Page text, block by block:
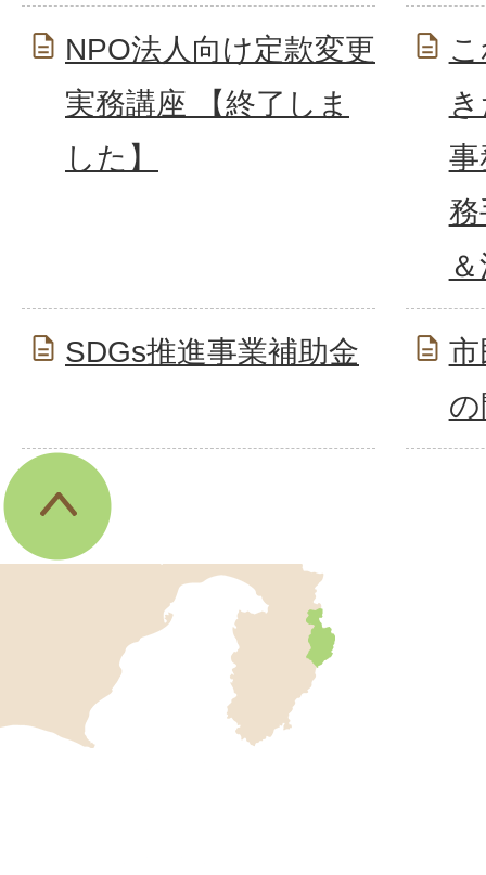
NPO法人向け定款変更
実務講座 【終了しま
した】
事
SDGs推進事業補助金
市